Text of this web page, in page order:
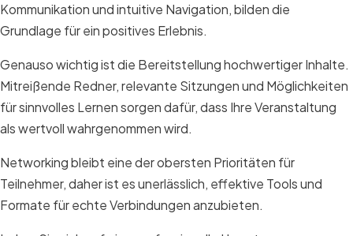
Kommunikation und intuitive Navigation, bilden die
Grundlage für ein positives Erlebnis.
Genauso wichtig ist die Bereitstellung hochwertiger Inhalte.
Mitreißende Redner, relevante Sitzungen und Möglichkeiten
für sinnvolles Lernen sorgen dafür, dass Ihre Veranstaltung
als wertvoll wahrgenommen wird.
Networking bleibt eine der obersten Prioritäten für
Teilnehmer, daher ist es unerlässlich, effektive Tools und
Formate für echte Verbindungen anzubieten.